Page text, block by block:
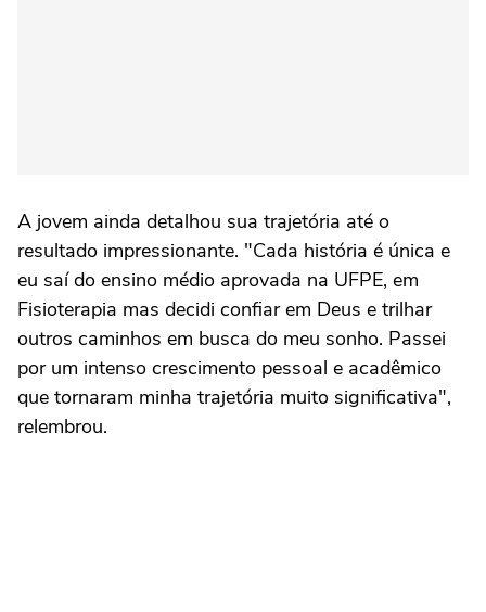
A jovem ainda detalhou sua trajetória até o
resultado impressionante. "Cada história é única e
eu saí do ensino médio aprovada na UFPE, em
Fisioterapia mas decidi confiar em Deus e trilhar
outros caminhos em busca do meu sonho. Passei
por um intenso crescimento pessoal e acadêmico
que tornaram minha trajetória muito significativa",
relembrou.